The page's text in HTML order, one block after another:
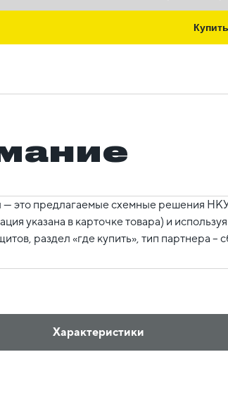
Купить
предлагаемые схемные решения
указана в карточке товара) и
раздел «где купить», тип партнера –
Характеристики